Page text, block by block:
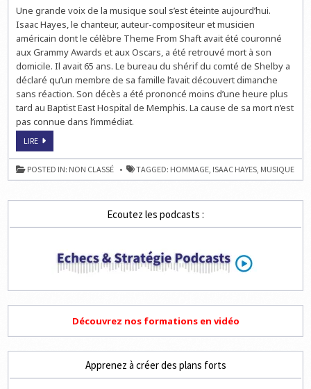
À
ISAAC
HAYES
Une grande voix de la musique soul s’est éteinte aujourd’hui.
Isaac Hayes, le chanteur, auteur-compositeur et musicien
américain dont le célèbre Theme From Shaft avait été couronné
aux Grammy Awards et aux Oscars, a été retrouvé mort à son
domicile. Il avait 65 ans. Le bureau du shérif du comté de Shelby a
déclaré qu’un membre de sa famille l’avait découvert dimanche
sans réaction. Son décès a été prononcé moins d’une heure plus
tard au Baptist East Hospital de Memphis. La cause de sa mort n’est
pas connue dans l’immédiat.
LIREHOMMAGE
ISAAC
HAYES
POSTED IN: NON CLASSÉ TAGGED: HOMMAGE, ISAAC HAYES, MUSIQUE
Ecoutez les podcasts :
Découvrez nos formations en vidéo
Apprenez à créer des plans forts